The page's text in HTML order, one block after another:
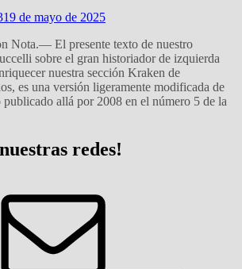
19 de mayo de 2025
Nota.— El presente texto de nuestro
sobre el gran historiador de izquierda
nuestra sección Kraken de
es una versión ligeramente modificada de
allá por 2008 en el número 5 de la
redes!